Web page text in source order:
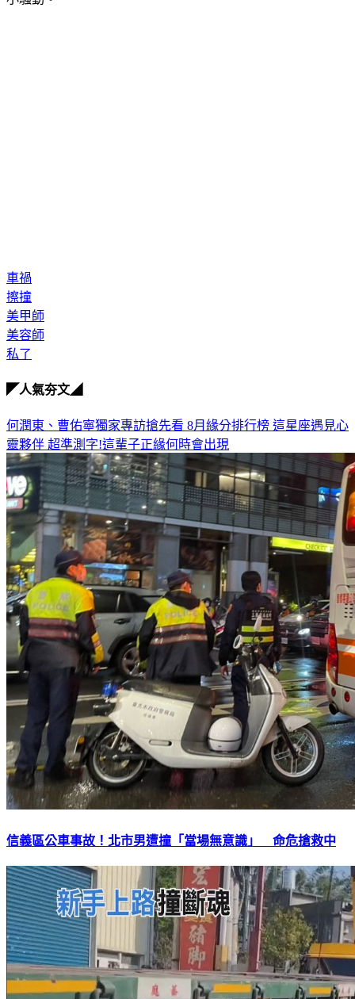
車禍
擦撞
美甲師
美容師
私了
◤人氣夯文◢
何潤東、曹佑寧獨家專訪搶先看 8月緣分排行榜 這星座遇見心
靈夥伴 超準測字!這輩子正緣何時會出現
信義區公車事故！北市男遭撞「當場無意識」 命危搶救中